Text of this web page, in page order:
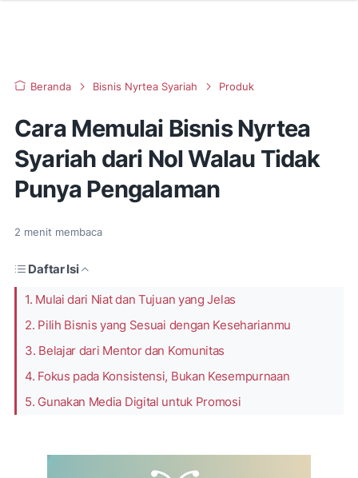
Beranda Bisnis Nyrtea Syariah Produk
Cara Memulai Bisnis Nyrtea
Syariah dari Nol Walau Tidak
Punya Pengalaman
2 menit membaca
Daftar Isi
1. Mulai dari Niat dan Tujuan yang Jelas
2. Pilih Bisnis yang Sesuai dengan Keseharianmu
3. Belajar dari Mentor dan Komunitas
4. Fokus pada Konsistensi, Bukan Kesempurnaan
5. Gunakan Media Digital untuk Promosi